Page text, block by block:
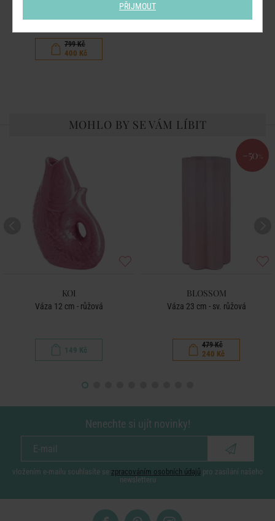
Váza rýhovaná 23 cm
799 Kč
400 Kč
MOHLO BY SE VÁM LÍBIT
KOI
Váza 12 cm - růžová
149 Kč
-50 %
BLOSSOM
Váza 23 cm - sv. růžová
479 Kč
240 Kč
Nenechte si ujít novinky!
vložením e-mailu souhlasíte se zpracováním osobních údajů pro zasílání našeho
newsletteru
PŘIJMOUT